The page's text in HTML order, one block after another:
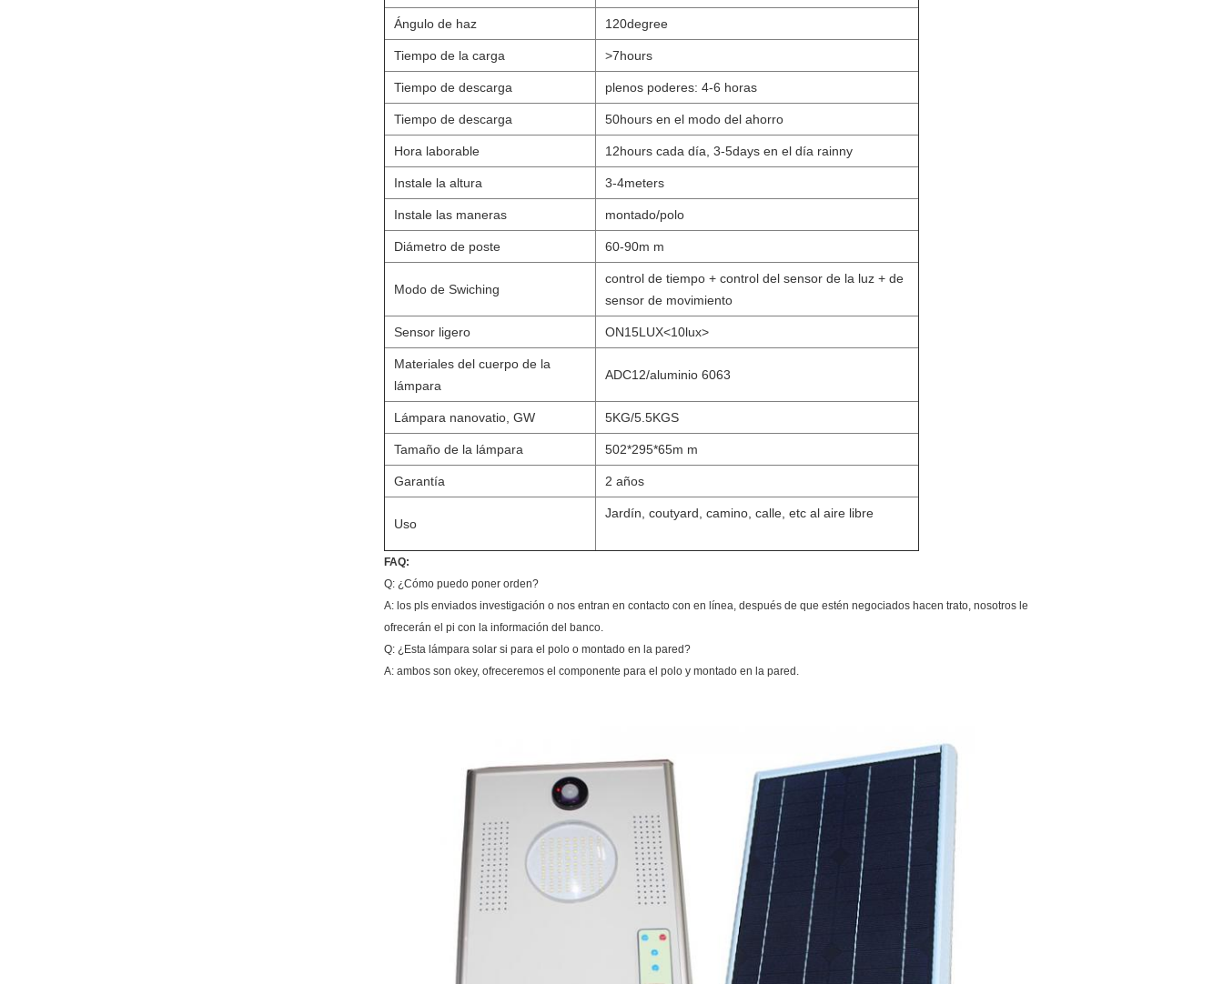
Ángulo de haz 120degree
Tiempo de la carga >7hours
Tiempo de descarga plenos poderes: 4-6 horas
Tiempo de descarga 50hours en el modo del ahorro
Hora laborable 12hours cada día, 3-5days en el día rainny
Instale la altura 3-4meters
Instale las maneras montado/polo
Diámetro de poste 60-90m m
Modo de Swiching
control de tiempo + control del sensor de la luz + de
sensor de movimiento
Sensor ligero ON15LUX<10lux>
Materiales del cuerpo de la
lámpara
ADC12/aluminio 6063
Lámpara nanovatio, GW 5KG/5.5KGS
Tamaño de la lámpara 502*295*65m m
Garantía 2 años
Uso
Jardín, coutyard, camino, calle, etc al aire libre
FAQ:
Q: ¿Cómo puedo poner orden?
A: los pls enviados investigación o nos entran en contacto con en línea, después de que estén negociados hacen trato, nosotros le
ofrecerán el pi con la información del banco.
Q: ¿Esta lámpara solar si para el polo o montado en la pared?
A: ambos son okey, ofreceremos el componente para el polo y montado en la pared.